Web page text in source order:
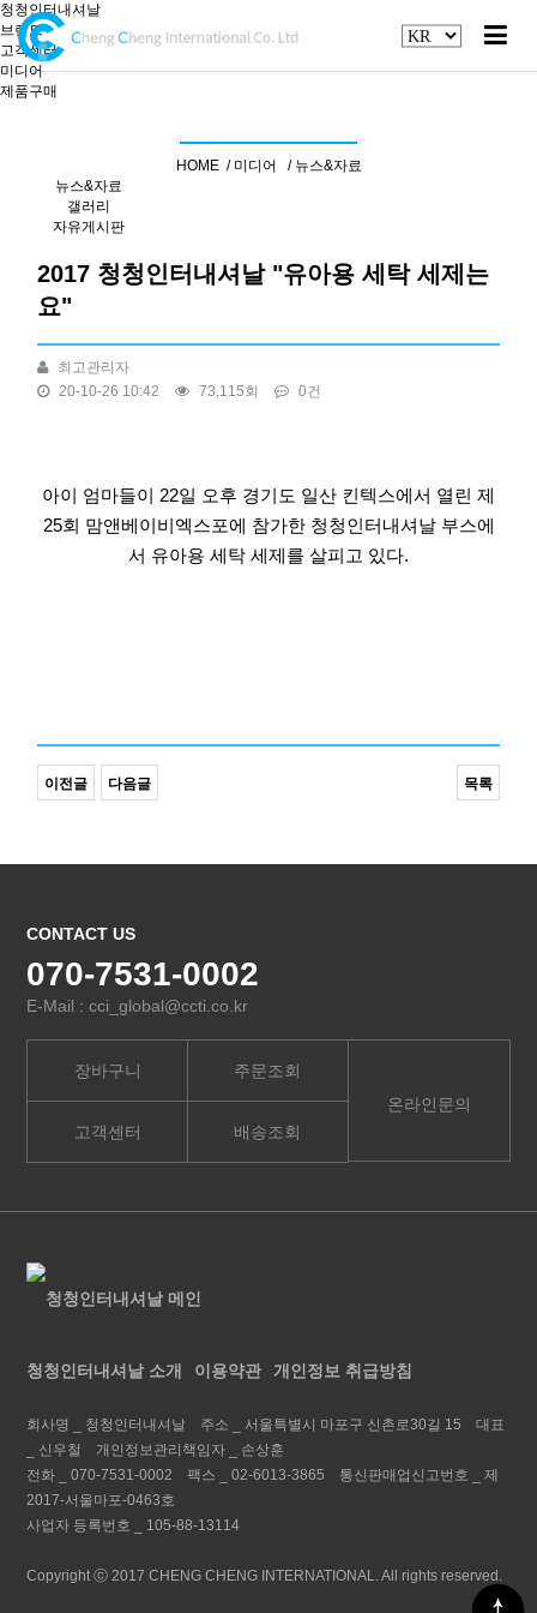
청청인터내셔날
브랜드
고객센터
미디어
제품구매
HOME / 미디어 / 뉴스&자료
뉴스&자료
갤러리
자유게시판
2017 청청인터내셔날 "유아용 세탁 세제는
요"
최고관리자
20-10-26 10:42
73,115회
0건
아이 엄마들이 22일 오후 경기도 일산 킨텍스에서 열린 제
25회 맘앤베이비엑스포에 참가한 청청인터내셔날 부스에
서 유아용 세탁 세제를 살피고 있다.
이전글 다음글 목록
CONTACT US
070-7531-0002
E-Mail : cci_global@ccti.co.kr
장바구니
고객센터
주문조회
배송조회
온라인문의
청청인터내셔날 소개 이용약관 개인정보 취급방침
회사명 _ 청청인터내셔날 주소 _ 서울특별시 마포구 신촌로30길 15
대표
신우철 개인정보관리책임자 _
손상훈
전화 _
070-7531-0002 팩스 _ 02-6013-3865 통신판매업신고번호 _
제
2017-서울마포-0463호
사업자 등록번호 _
105-88-13114
Copyright ⓒ 2017 CHENG CHENG INTERNATIONAL. All rights reserved.